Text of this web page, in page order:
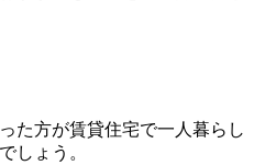
た方が賃貸住宅で一人暮らし
しょう。